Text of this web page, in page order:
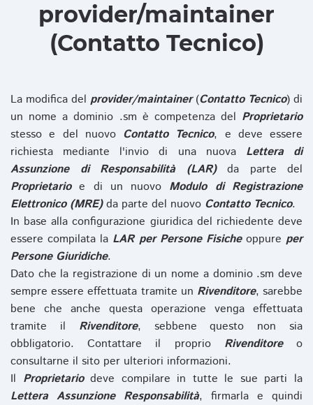
provider/maintainer
(Contatto Tecnico)
La modifica del provider/maintainer(Contatto Tecnico) di
un nome a dominio .sm è competenza del Proprietario
stesso e del nuovo Contatto Tecnico, e deve essere
richiesta mediante l'invio di una nuova Lettera di
Assunzione di Responsabilità (LAR)da parte del
Proprietarioe di un nuovo Modulo di Registrazione
Elettronico (MRE)da parte del nuovo Contatto Tecnico.
In base alla configurazione giuridica del richiedente deve
essere compilata la LAR per Persone Fisicheoppure per
Persone Giuridiche.
Dato che la registrazione di un nome a dominio .sm deve
sempre essere effettuata tramite un Rivenditore, sarebbe
bene che anche questa operazione venga effettuata
tramite il Rivenditore, sebbene questo non sia
obbligatorio. Contattare il proprio Rivenditoreo
consultarne il sito per ulteriori informazioni.
Il Proprietariodeve compilare in tutte le sue parti la
Lettera Assunzione Responsabilità, firmarla e quindi